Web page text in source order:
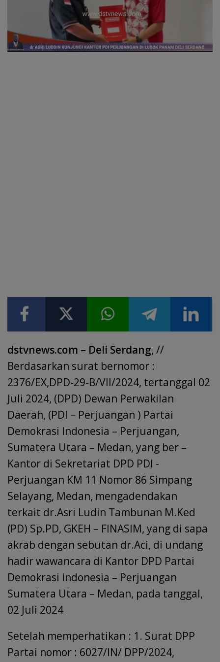
dstvnews.com – Deli Serdang, //
Berdasarkan surat bernomor :
2376/EX,DPD-29-B/Vll/2024, tertanggal 02
Juli 2024, (DPD) Dewan Perwakilan
Daerah, (PDI – Perjuangan ) Partai
Demokrasi Indonesia – Perjuangan,
Sumatera Utara – Medan, yang ber –
Kantor di Sekretariat DPD PDI -
Perjuangan KM 11 Nomor 86 Simpang
Selayang, Medan, mengadendakan
terkait dr.Asri Ludin Tambunan M.Ked
(PD) Sp.PD, GKEH – FINASIM, yang di sapa
akrab dengan sebutan dr.Aci, di undang
hadir wawancara di Kantor DPD Partai
Demokrasi Indonesia – Perjuangan
Sumatera Utara – Medan, pada tanggal,
02 Juli 2024
Setelah memperhatikan : 1. Surat DPP
Partai nomor : 6027/IN/ DPP/2024,